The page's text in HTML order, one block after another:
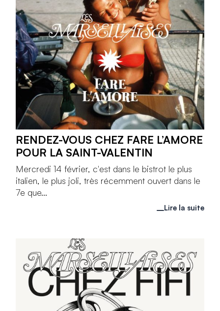
RENDEZ-VOUS CHEZ FARE L’AMORE
POUR LA SAINT-VALENTIN
Mercredi 14 février, c'est dans le bistrot le plus
italien, le plus joli, très récemment ouvert dans le
7e que...
Lire la suite